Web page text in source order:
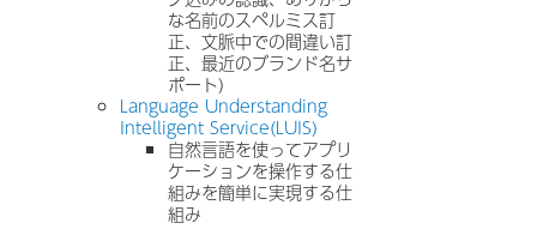
な名前のスペルミス訂
正、文脈中での間違い訂
正、最近のブランド名サ
ポート)
Language Understanding
Intelligent Service(LUIS)
自然言語を使ってアプリ
ケーションを操作する仕
組みを簡単に実現する仕
組み